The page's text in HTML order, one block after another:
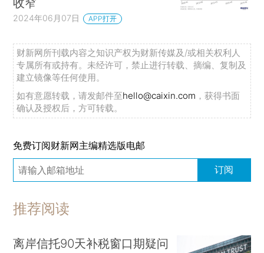
2024年06月07日 APP打开
财新网所刊载内容之知识产权为财新传媒及/或相关权利人
专属所有或持有。未经许可，禁止进行转载、摘编、复制及
建立镜像等任何使用。
如有意愿转载，请发邮件至hello@caixin.com ，获得书面
确认及授权后，方可转载。
免费订阅财新网主编精选版电邮
订阅
推荐阅读
离岸信托90天补税窗口期疑问